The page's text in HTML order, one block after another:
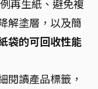
再生紙、避免複
解塗層，以及簡
袋的可回收性能
閱讀產品標籤，